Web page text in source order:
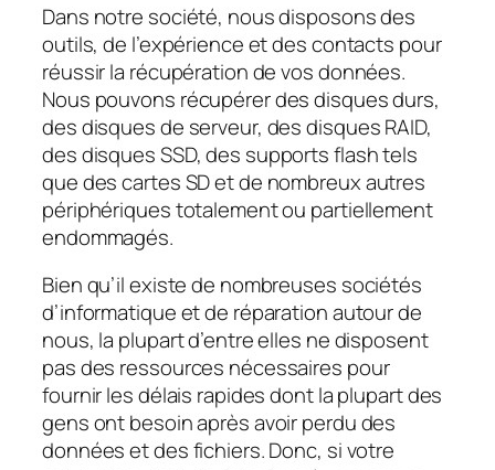
Dans notre société, nous disposons des
outils, de l’expérience et des contacts pour
réussir la récupération de vos données.
Nous pouvons récupérer des disques durs,
des disques de serveur, des disques RAID,
des disques SSD, des supports flash tels
que des cartes SD et de nombreux autres
périphériques totalement ou partiellement
endommagés.
Bien qu’il existe de nombreuses sociétés
d’informatique et de réparation autour de
nous, la plupart d’entre elles ne disposent
pas des ressources nécessaires pour
fournir les délais rapides dont la plupart des
gens ont besoin après avoir perdu des
données et des fichiers. Donc, si votre